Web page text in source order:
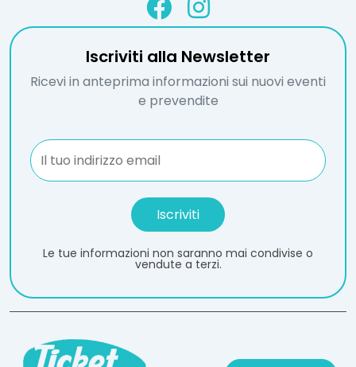
Iscriviti alla Newsletter
Ricevi in anteprima informazioni sui nuovi eventi
e prevendite
Le tue informazioni non saranno mai condivise o
vendute a terzi.